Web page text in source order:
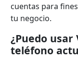
cuentas para
tu negocio.
¿Puedo usar
teléfono